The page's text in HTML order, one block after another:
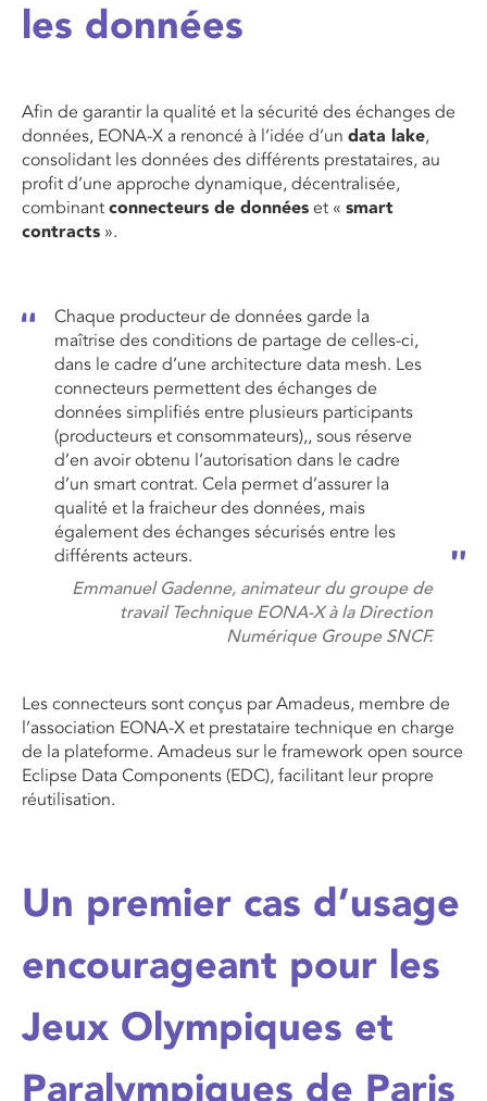
les données
Afin de garantir la qualité et la sécurité des échanges de
données, EONA-X a renoncé à l’idée d’un data lake,
consolidant les données des différents prestataires, au
profit d’une approche dynamique, décentralisée,
combinant connecteurs de données et « smart
contracts ».
Chaque producteur de données garde la
maîtrise des conditions de partage de celles-ci,
dans le cadre d’une architecture data mesh. Les
connecteurs permettent des échanges de
données simplifiés entre plusieurs participants
(producteurs et consommateurs),, sous réserve
d’en avoir obtenu l’autorisation dans le cadre
d’un smart contrat. Cela permet d’assurer la
qualité et la fraicheur des données, mais
également des échanges sécurisés entre les
différents acteurs.
Emmanuel Gadenne, animateur du groupe de
travail Technique EONA-X à la Direction
Numérique Groupe SNCF.
Les connecteurs sont conçus par Amadeus, membre de
l’association EONA-X et prestataire technique en charge
de la plateforme. Amadeus sur le framework open source
Eclipse Data Components (EDC), facilitant leur propre
réutilisation.
Un premier cas d’usage
encourageant pour les
Jeux Olympiques et
Paralympiques de Paris